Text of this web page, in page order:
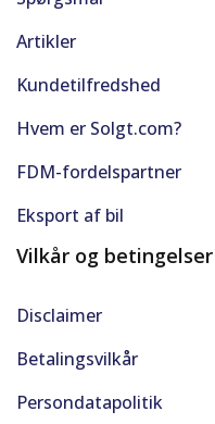
Artikler
Kundetilfredshed
Hvem er Solgt.com?
FDM-fordelspartner
Eksport af bil
Vilkår og betingelser
Disclaimer
Betalingsvilkår
Persondatapolitik